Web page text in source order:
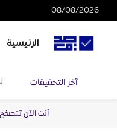
08/08/2026
الرئيسية
آخر التحقيقات
أنت الآن